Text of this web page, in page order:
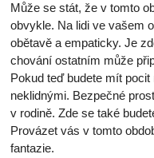
Může se stát, že v tomto
obvykle. Na lidi ve vašem
obětavě a empaticky. Je
chování ostatním může
Pokud teď budete mít
neklidnými. Bezpečné
v rodině. Zde se také
Provázet vás v tomto
fantazie.